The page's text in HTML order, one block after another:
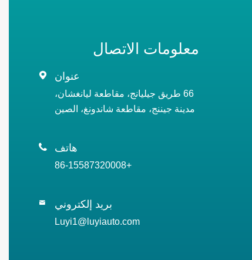
معلومات الاتصال
 عنوان
66 طريق جيليانج، مقاطعة ليانغشان،
مدينة جيننج، مقاطعة شاندونغ، الصين
 هاتف
+86-15587320008
 بريد إلكتروني
Luyi1@luyiauto.com